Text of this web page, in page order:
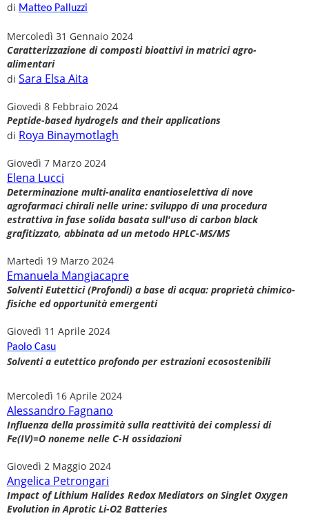
di Matteo Palluzzi
Mercoledì 31 Gennaio 2024
Caratterizzazione di composti bioattivi in matrici agro-
alimentari
di Sara Elsa Aita
Giovedì 8 Febbraio 2024
Peptide-based hydrogels and their applications
di Roya Binaymotlagh
Giovedì 7 Marzo 2024
Elena Lucci
Determinazione multi-analita enantioselettiva di nove
agrofarmaci chirali nelle urine: sviluppo di una procedura
estrattiva in fase solida basata sull'uso di carbon black
grafitizzato, abbinata ad un metodo HPLC-MS/MS
Martedì 19 Marzo 2024
Emanuela Mangiacapre
Solventi Eutettici (Profondi) a base di acqua: proprietà chimico-
fisiche ed opportunità emergenti
Giovedì 11 Aprile 2024
Paolo Casu
Solventi a eutettico profondo per estrazioni ecosostenibili
Mercoledì 16 Aprile 2024
Alessandro Fagnano
Influenza della prossimità sulla reattività dei complessi di
Fe(IV)=O noneme nelle C-H ossidazioni
Giovedì 2 Maggio 2024
Angelica Petrongari
Impact of Lithium Halides Redox Mediators on Singlet Oxygen
Evolution in Aprotic Li-O2 Batteries